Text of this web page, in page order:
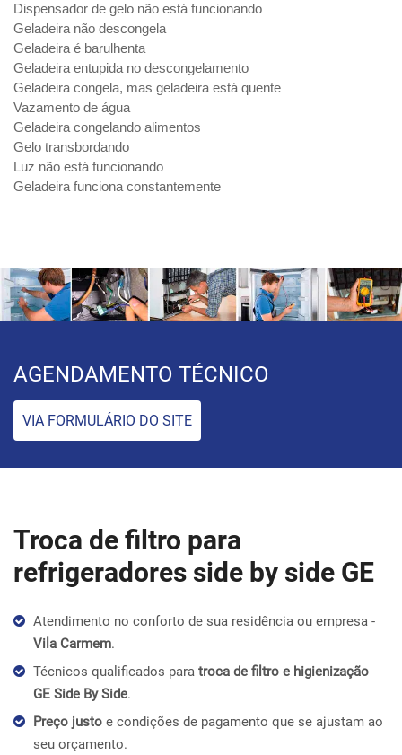
Dispensador de gelo não está funcionando
Geladeira não descongela
Geladeira é barulhenta
Geladeira entupida no descongelamento
Geladeira congela, mas geladeira está quente
Vazamento de água
Geladeira congelando alimentos
Gelo transbordando
Luz não está funcionando
Geladeira funciona constantemente
AGENDAMENTO TÉCNICO
VIA FORMULÁRIO DO SITE
Troca de filtro para
refrigeradores side by side GE
Atendimento no conforto de sua residência ou empresa -
Vila Carmem.
Técnicos qualificados para troca de filtro e higienização
GE Side By Side.
Preço justo e condições de pagamento que se ajustam ao
seu orçamento.